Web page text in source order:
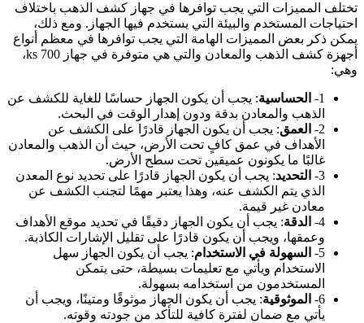
تختلف المميزات التي يجب توافرها في جهاز كشف الذهب باختلاف
احتياجات المستخدم والبيئة التي يستخدم فيها الجهاز. ومع ذلك،
يمكن ذكر بعض المميزات الهامة التي يجب توافرها في معظم أنواع
أجهزة كشف الذهب والمعادن والتي هي متوفرة في جهاز ks 700،
وهي:
1- الحساسية: يجب أن يكون الجهاز حساسًا للغاية للكشف عن
الذهب والمعادن بدقة ودون إهدار الوقت في البحث.
2-
العمق: يجب أن يكون الجهاز قادرًا على الكشف عن
الأهداف في عمق كافٍ تحت الأرض، حيث أن الذهب والمعادن
غالبًا ما يكونون عميقين تحت سطح الأرض.
3-
التحديد: يجب أن يكون الجهاز قادرًا على تحديد نوع المعدن
الذي يتم الكشف عنه، وهذا يعتبر مهمًا لتجنب الكشف عن
معادن غير قيمة.
4-
الدقة: يجب أن يكون الجهاز دقيقًا في تحديد موقع الأهداف
وعمقها، ويجب أن يكون قادرًا على تقليل الإشارات الكاذبة.
5-
السهولة في الاستخدام: يجب أن يكون الجهاز سهل
الاستخدام ويأتي مع تعليمات بسيطة، حتى يتمكن
المستخدمون من استخدامه بسهولة.
6-
الموثوقية: يجب أن يكون الجهاز موثوقًا ومتينًا، ويجب أن
يأتي مع ضمان لفترة كافية للتأكد من جودته وقوته.